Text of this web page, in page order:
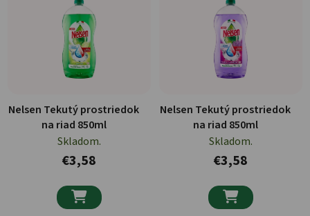
Nelsen Tekutý prostriedok
na riad 850ml
Skladom.
€3,58

Nelsen Tekutý prostriedok
na riad 850ml
Skladom.
€3,58
